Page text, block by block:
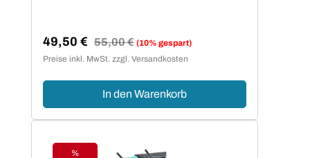
Verkaufspreis:
49,50 € Regulärer Preis:
55,00 € (10% gespart)
Preise inkl. MwSt. zzgl. Versandkosten
In den Warenkorb
%